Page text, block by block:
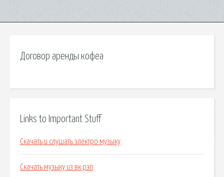
Договор аренды кофеа
Links to Important Stuff
Скачать и слушать электро музыку
Скачать музыку из вк рэп